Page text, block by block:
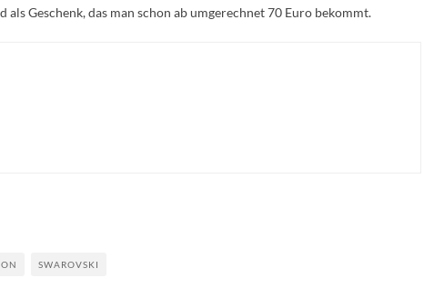
als Geschenk, das man schon ab umgerechnet 70 Euro bekommt.
SWAROVSKI